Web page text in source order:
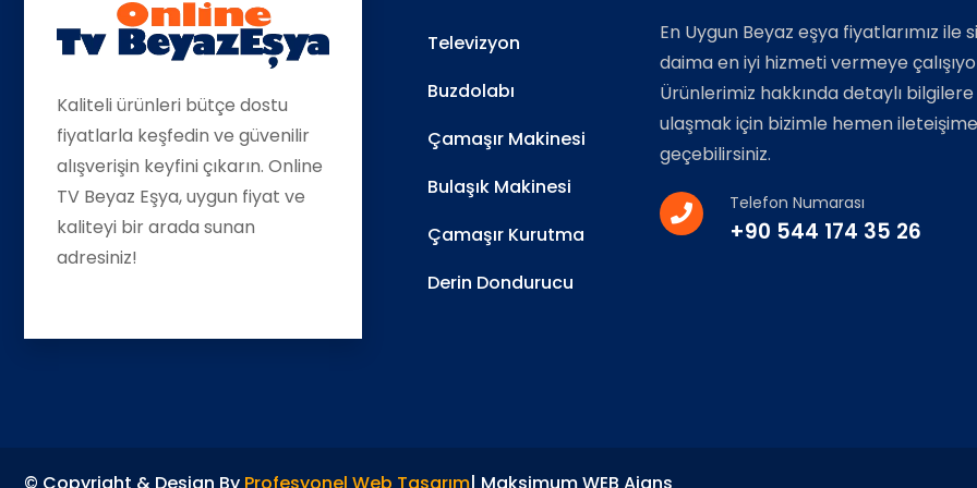
Kaliteli ürünleri bütçe dostu
fiyatlarla keşfedin ve güvenilir
alışverişin keyfini çıkarın. Online
TV Beyaz Eşya, uygun fiyat ve
kaliteyi bir arada sunan
adresiniz!
Televizyon
Buzdolabı
Çamaşır Makinesi
Bulaşık Makinesi
Çamaşır Kurutma
Derin Dondurucu
En Uygun Beyaz eşya fiyatlarımız ile
daima en iyi hizmeti vermeye
Ürünlerimiz hakkında detaylı bilgilere
ulaşmak için bizimle hemen ileteişime
geçebilirsiniz.
Telefon Numarası
+90 544 174 35 26